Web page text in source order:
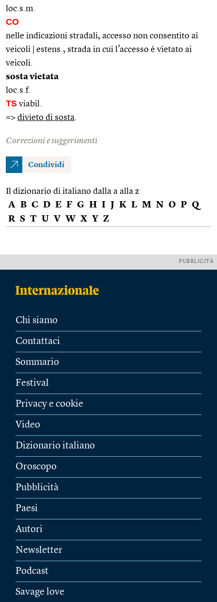
loc.s.m.
CO
nelle indicazioni stradali, accesso non consentito ai
veicoli | estens., strada in cui l’accesso è vietato ai
veicoli.
sosta vietata
loc.s.f.
TS viabil.
=> divieto di sosta
Correzioni e suggerimenti
Condividi
Il dizionario di italiano dalla a alla z
A B C D E F G H I J K L M N O P Q
R S T U V W X Y Z
PUBBLICITÀ
Chi siamo
Contattaci
Sommario
Festival
Privacy e cookie
Video
Dizionario italiano
Oroscopo
Pubblicità
Paesi
Autori
Newsletter
Podcast
Savage love